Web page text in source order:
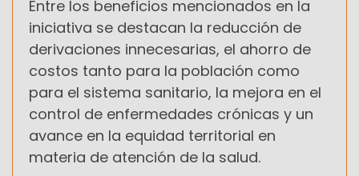
Entre los beneficios mencionados en la
iniciativa se destacan la reducción de
derivaciones innecesarias, el ahorro de
costos tanto para la población como
para el sistema sanitario, la mejora en el
control de enfermedades crónicas y un
avance en la equidad territorial en
materia de atención de la salud.